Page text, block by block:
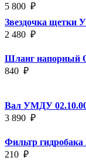
5 800 ₽
Звездочка щетки
2 480 ₽
Шланг напорный
840 ₽
Вал УМДУ
3 890 ₽
Фильтр
210 ₽